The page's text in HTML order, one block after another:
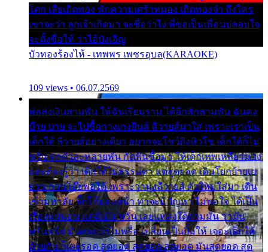
โศก เสียเถิดทอง พักความเศร้าหมอง เถิดทองจ๋า ถึงใคร
เขาจะว่า ลูกเจ้าเกิดมา จะชื่อว่าไง พี่ขอเป็นเพื่อนปลอบใจ
จะตั้งชื่อให้ ว่าไอ้บังเอิญ
บัวทองร้องไห้ - เทพพร เพชรอุบล(KARAOKE)
109 views • 06.07.2569
พ่อส่งเงินสามพัน ให้ฉันเรียนราม ได้อีกสักสามพัน ฉันคง
บ๊าย บาย จะไปซื้อกางเกงยีนส์ ลีวายส์มาใส่ เพราะเราเป็น
เด็กใต้ ลีวายส์อย่างเดียว อยากจะโชว์ถึงหิวโซ เด็กใต้ก็ไม่
หวั่น ตกตัวละหลายพัน กัดฟันซื้อมา ให้เด็กเทพเหลียวมอง
และต้องรู้ว่า เด็กใต้ไม่ธรรมดา แต่สุดยอด เดินโยกย้ายเย
ยวน กวนโอ๊ยพอได้ เพราะว่านุ่งลีวายส์ ตัวใหม่ใส่มา เดิน
เข้ามหาลัย จิ๊กโก๊มองหน้า ท่าจะมีปัญหา ไม่พอใจ ได้เป็น
เรื่องแน่นอน แต่ฉันไม่หวั่น เลยแหลงใต้ถามมัน ว่ามัน
พรั่นพรือ มันตอบว่าไม่พรื่อ เปลี่ยนเป็นยิ้มให้ เจอะเด็กใต้
ด้วยกัน ก็เลยรอด สุดยอด สุดยอด สุดยอด มันสุดยอด สุด